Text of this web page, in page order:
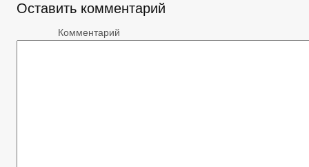
Оставить комментарий
Комментарий